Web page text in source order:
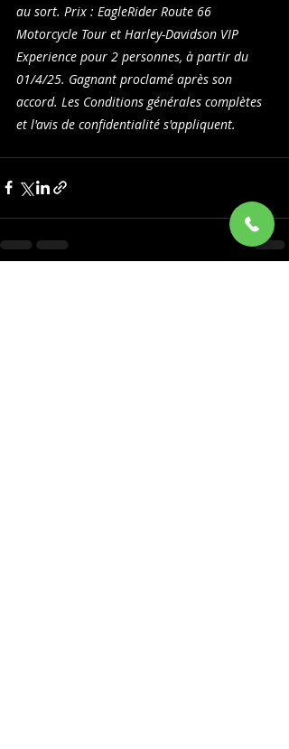
au sort. Prix : EagleRider Route 66
Motorcycle Tour et Harley-Davidson VIP
Experience pour 2 personnes, à partir du
01/4/25. Gagnant proclamé après son
accord. Les Conditions générales complètes
et l'avis de confidentialité s'appliquent.